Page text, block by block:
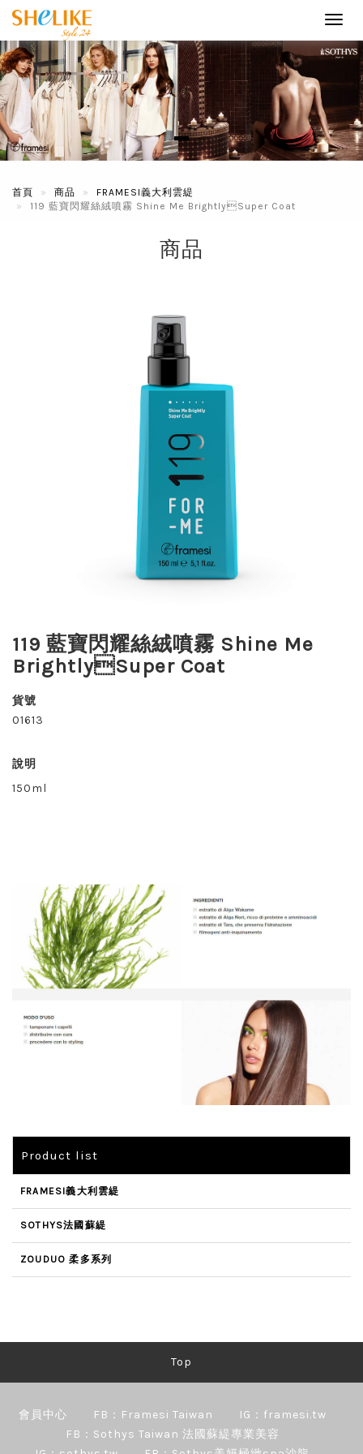
首頁 商品
FRAMESI義大利雲緹
119 藍寶閃耀絲絨噴霧 Shine Me BrightlySuper Coat
商品
119 藍寶閃耀絲絨噴霧 Shine Me
BrightlySuper Coat
貨號
01613
說明
150ml
Product list
FRAMESI義大利雲緹
SOTHYS法國蘇緹
ZOUDUO 柔多系列
Top
會員中心 FB：Framesi Taiwan
IG：framesi.tw
FB：Sothys Taiwan 法國蘇緹專業美容